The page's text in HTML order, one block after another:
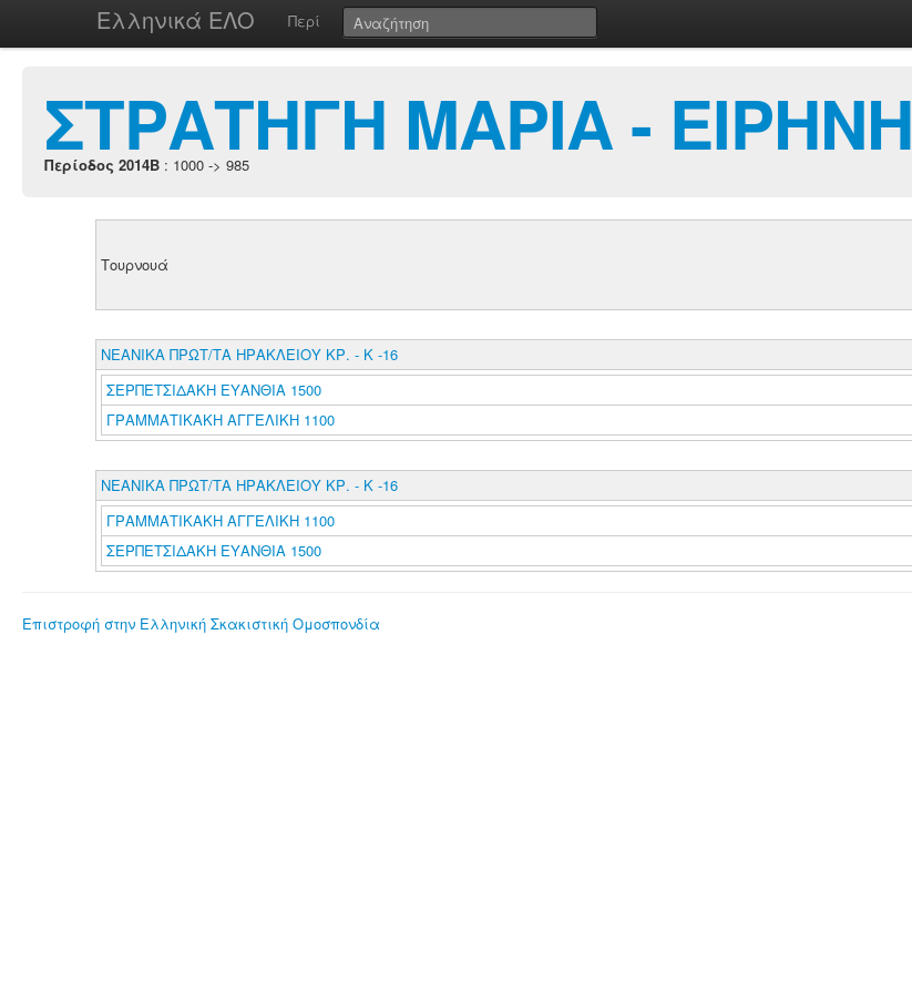
Ελληνικά ΕΛΟ Περί
ΣΤΡΑΤΗΓΗ ΜΑΡΙΑ - ΕΙΡΗΝΗ
Περίοδος 2014B : 1000 -> 985
Τουρνουά
ΝΕΑΝΙΚΑ ΠΡΩΤ/ΤΑ ΗΡΑΚΛΕΙΟΥ ΚΡ. - Κ -16
ΣΕΡΠΕΤΣΙΔΑΚΗ ΕΥΑΝΘΙΑ 1500
ΓΡΑΜΜΑΤΙΚΑΚΗ ΑΓΓΕΛΙΚΗ 1100
ΝΕΑΝΙΚΑ ΠΡΩΤ/ΤΑ ΗΡΑΚΛΕΙΟΥ ΚΡ. - Κ -16
ΓΡΑΜΜΑΤΙΚΑΚΗ ΑΓΓΕΛΙΚΗ 1100
ΣΕΡΠΕΤΣΙΔΑΚΗ ΕΥΑΝΘΙΑ 1500
Επιστροφή στην Ελληνική Σκακιστική Ομοσπονδία